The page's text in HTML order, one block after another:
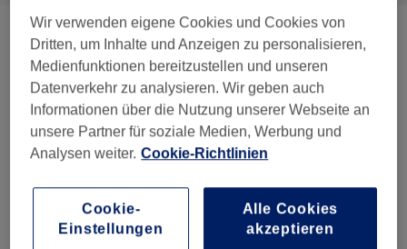
Damensalon (16) ab 26 €
Besondere Anlässe (2) ab 50 €
Herren - Haarschnitte & Stylings (7 ) ab 14 €
Salonbewertungen
Wir verwenden eigene Cookies und Cookies von
Dritten, um Inhalte und Anzeigen zu personalisieren,
Medienfunktionen bereitzustellen und unseren
Datenverkehr zu analysieren. Wir geben auch
Informationen über die Nutzung unserer Webseite an
unsere Partner für soziale Medien, Werbung und
Analysen weiter. Cookie-Richtlinien
Cookie-
Einstellungen
Alle Cookies
akzeptieren